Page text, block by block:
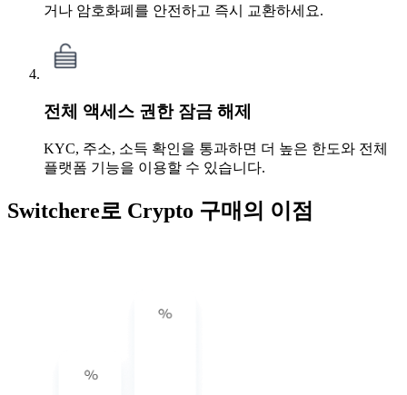
거나 암호화폐를 안전하고 즉시 교환하세요.
전체 액세스 권한 잠금 해제
KYC, 주소, 소득 확인을 통과하면 더 높은 한도와 전체
플랫폼 기능을 이용할 수 있습니다.
Switchere로 Crypto 구매의 이점